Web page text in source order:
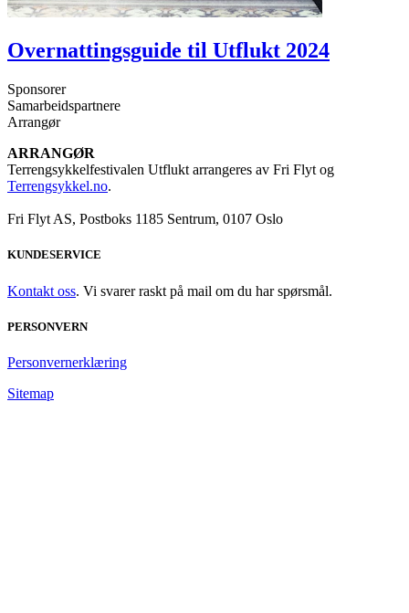
Overnattingsguide til Utflukt 2024
Sponsorer
Samarbeidspartnere
Arrangør
ARRANGØR
Terrengsykkelfestivalen Utflukt arrangeres av Fri Flyt og
Terrengsykkel.no.
Fri Flyt AS, Postboks 1185 Sentrum, 0107 Oslo
KUNDESERVICE
Kontakt oss. Vi svarer raskt på mail om du har spørsmål.
PERSONVERN
Personvernerklæring
Sitemap